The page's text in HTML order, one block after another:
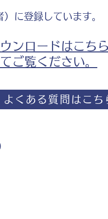
に登録しています。
ンロードはこち
ご覧ください。
くある質問はこち